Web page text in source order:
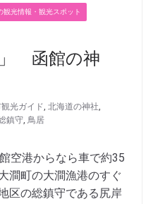
観光情報・観光スポット
」 函館の神
光ガイド, 北海道の神社,
鎮守, 鳥居
空港からなら車で約35
澗町の大澗漁港のすぐ
区の総鎮守である尻岸